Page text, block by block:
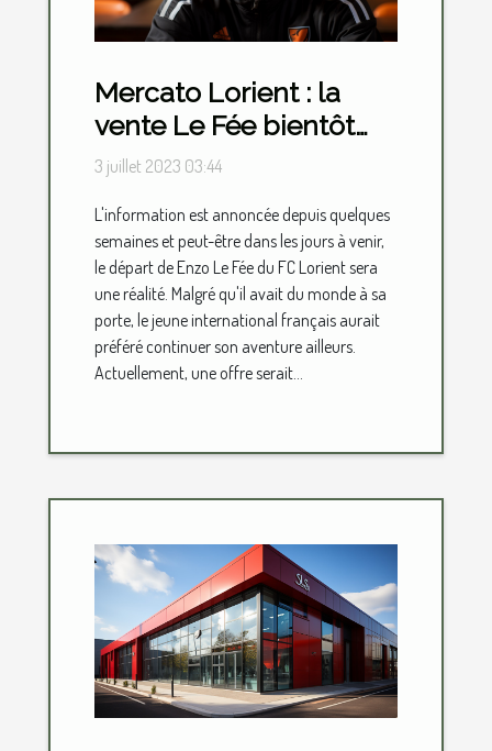
Mercato Lorient : la
vente Le Fée bientôt
une réalité ?
3 juillet 2023 03:44
L'information est annoncée depuis quelques
semaines et peut-être dans les jours à venir,
le départ de Enzo Le Fée du FC Lorient sera
une réalité. Malgré qu'il avait du monde à sa
porte, le jeune international français aurait
préféré continuer son aventure ailleurs.
Actuellement, une offre serait...